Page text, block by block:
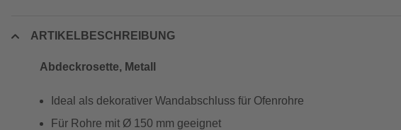
ARTIKELBESCHREIBUNG
Abdeckrosette, Metall
Ideal als dekorativer Wandabschluss für Ofenrohre
Für Rohre mit Ø 150 mm geeignet